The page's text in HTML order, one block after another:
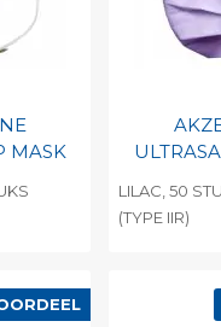
MASK
LILAC, 50
(TYPE IIR)
Print